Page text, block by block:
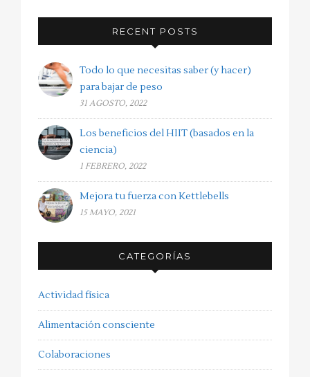
RECENT POSTS
Todo lo que necesitas saber (y hacer)
para bajar de peso
31 AGOSTO, 2022
Los beneficios del HIIT (basados en la
ciencia)
1 FEBRERO, 2022
Mejora tu fuerza con Kettlebells
15 MAYO, 2021
CATEGORÍAS
Actividad física
Alimentación consciente
Colaboraciones